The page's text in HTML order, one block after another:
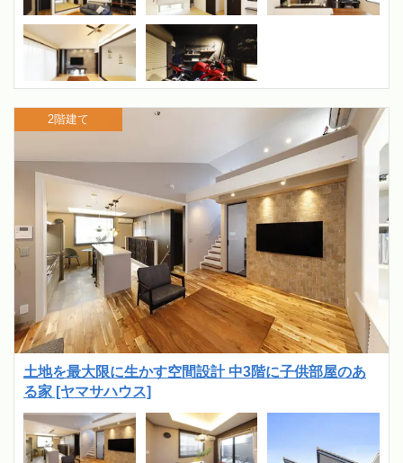
土地を最大限に生かす空間設計 中3階に子供部屋のあ
る家 [ヤマサハウス]
2階建て